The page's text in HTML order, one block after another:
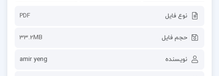
نوع فایل PDF
حجم فایل 33.2MB
نویسنده amir yeng